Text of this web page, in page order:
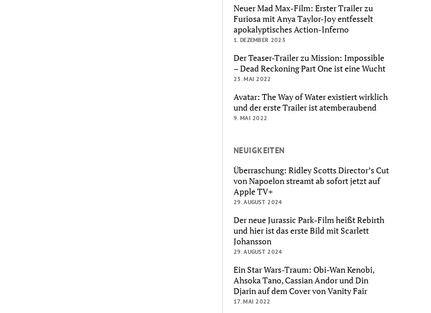
Neuer Mad Max-Film: Erster Trailer zu
Furiosa mit Anya Taylor-Joy entfesselt
apokalyptisches Action-Inferno
1. DEZEMBER 2023
Der Teaser-Trailer zu Mission: Impossible
– Dead Reckoning Part One ist eine Wucht
23. MAI 2022
Avatar: The Way of Water existiert wirklich
und der erste Trailer ist atemberaubend
9. MAI 2022
NEUIGKEITEN
Überraschung: Ridley Scotts Director’s Cut
von Napoelon streamt ab sofort jetzt auf
Apple TV+
29. AUGUST 2024
Der neue Jurassic Park-Film heißt Rebirth
und hier ist das erste Bild mit Scarlett
Johansson
29. AUGUST 2024
Ein Star Wars-Traum: Obi-Wan Kenobi,
Ahsoka Tano, Cassian Andor und Din
Djarin auf dem Cover von Vanity Fair
17. MAI 2022